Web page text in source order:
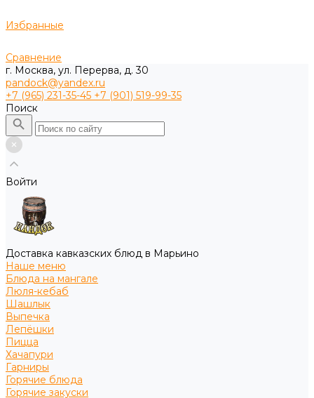
Избранные
Сравнение
г. Москва, ул. Перерва, д. 30
pandock@yandex.ru
+7 (965) 231-35-45 +7 (901) 519-99-35
Поиск
Войти
Доставка кавказских блюд в Марьино
Наше меню
Блюда на мангале
Люля-кебаб
Шашлык
Выпечка
Лепёшки
Пицца
Хачапури
Гарниры
Горячие блюда
Горячие закуски